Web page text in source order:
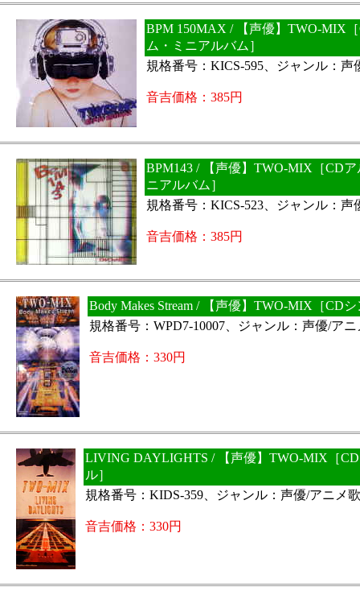
BPM 150MAX / 【声優】TWO-MIX
ム・ミニアルバム］
規格番号：KICS-595、ジャンル：声
音吉価格：385円
BPM143 / 【声優】TWO-MIX［CD
ニアルバム］
規格番号：KICS-523、ジャンル：声
音吉価格：385円
Body Makes Stream / 【声優】TWO-MIX［CD
規格番号：WPD7-10007、ジャンル：声優/ア
音吉価格：330円
LIVING DAYLIGHTS / 【声優】TWO-MIX［
ル］
規格番号：KIDS-359、ジャンル：声優/アニメ
音吉価格：330円